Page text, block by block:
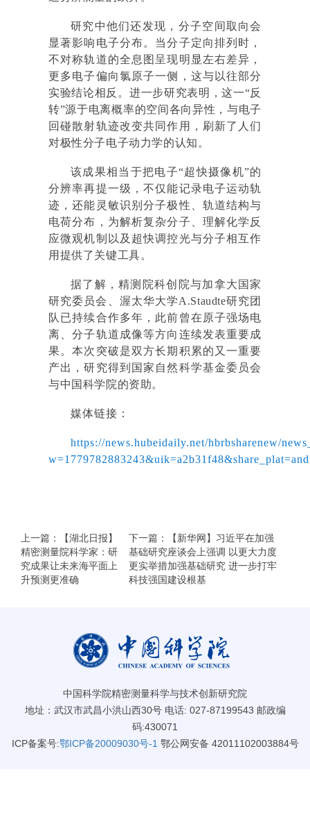
研究中他们还发现，分子空间取向会
显著影响电子分布。当分子定向排列时，
不对称轨道的全息图呈现明显左右差异，
更多电子偏向氯原子一侧，这与以往部分
实验结论相反。进一步研究表明，这一“反
转”源于电离概率的空间各向异性，与电子
回碰散射轨迹改变共同作用，刷新了人们
对极性分子电子动力学的认知。
该成果相当于把电子“超快摄像机”的
分辨率再提一级，不仅能记录电子运动轨
迹，还能灵敏识别分子极性、轨道结构与
电荷分布，为解析复杂分子、理解化学反
应微观机制以及超快调控光与分子相互作
用提供了关键工具。
据了解，精测院科创院与加拿大国家
研究委员会、渥太华大学A.Staudte研究团
队已持续合作多年，此前曾在原子强场电
离、分子轨道成像等方向连续发表重要成
果。本次突破是双方长期积累的又一重要
产出，研究得到国家自然科学基金委员会
与中国科学院的资助。
媒体链接 ：
https://news.hubeidaily.net/hbrbsharenew/
上一篇：【湖北日报】
精密测量院科学家：研
究成果让未来海平面上
升预测更准确
下一篇：【新华网】习近平在加强
基础研究座谈会上强调 以更大力度
更实举措加强基础研究 进一步打牢
科技强国建设根基
中国科学院精密测量科学与技术创新研究院
地址：武汉市武昌小洪山西30号 电话: 027-87199543 邮政编
码:430071
ICP备案号:鄂ICP备20009030号-1 鄂公网安备 42011102003884号